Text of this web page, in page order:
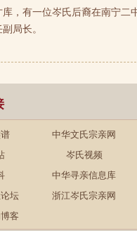
，有一位岑氏后裔在南宁二
局长。
中华文氏宗亲网
岑氏视频
中华寻亲信息库
坛
浙江岑氏宗亲网
客